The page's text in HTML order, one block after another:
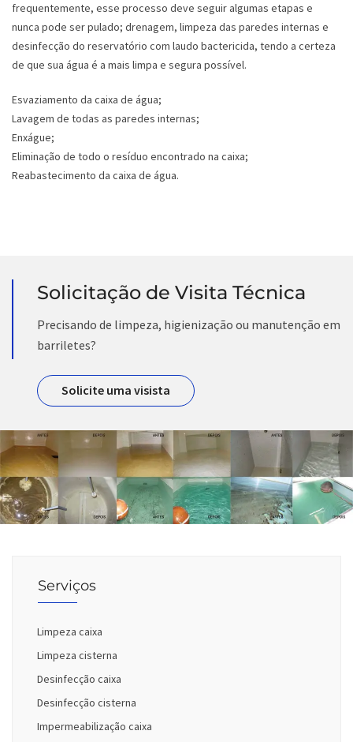
frequentemente, esse processo deve seguir algumas etapas e
nunca pode ser pulado; drenagem, limpeza das paredes internas e
desinfecção do reservatório com laudo bactericida, tendo a certeza
de que sua água é a mais limpa e segura possível.
Esvaziamento da caixa de água;
Lavagem de todas as paredes internas;
Enxágue;
Eliminação de todo o resíduo encontrado na caixa;
Reabastecimento da caixa de água.
Solicitação de Visita Técnica
Precisando de limpeza, higienização ou manutenção em
barriletes?
Solicite uma visista
Serviços
Limpeza caixa
Limpeza cisterna
Desinfecção caixa
Desinfecção cisterna
Impermeabilização caixa